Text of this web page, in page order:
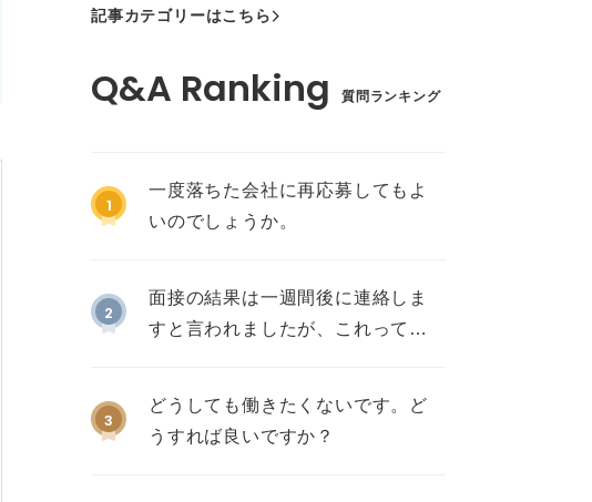
記事カテゴリーはこちら
質問ランキング
1
一度落ちた会社に再応募してもよ
いのでしょうか。
2
面接の結果は一週間後に連絡しま
すと言われましたが、これって不
3
どうしても働きたくないです。ど
うすれば良いですか？